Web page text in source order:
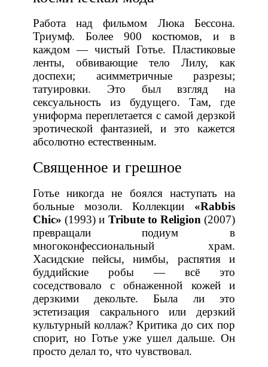
Работа над фильмом Люка Бессона.
Триумф. Более 900 костюмов, и в
каждом — чистый Готье. Пластиковые
ленты, обвивающие тело Лилу, как
доспехи; асимметричные разрезы;
татуировки. Это был взгляд на
сексуальность из будущего. Там, где
униформа переплетается с самой дерзкой
эротической фантазией, и это кажется
абсолютно естественным.
Священное и грешное
Готье никогда не боялся наступать на
больные мозоли. Коллекции «Rabbis
Chic» (1993) и Tribute to Religion (2007)
превращали подиум в
многоконфессиональный храм.
Хасидские пейсы, нимбы, распятия и
буддийские робы — всё это
соседствовало с обнаженной кожей и
дерзкими декольте. Была ли это
эстетизация сакрального или дерзкий
культурный коллаж? Критика до сих пор
спорит, но Готье уже ушел дальше. Он
просто делал то, что чувствовал.